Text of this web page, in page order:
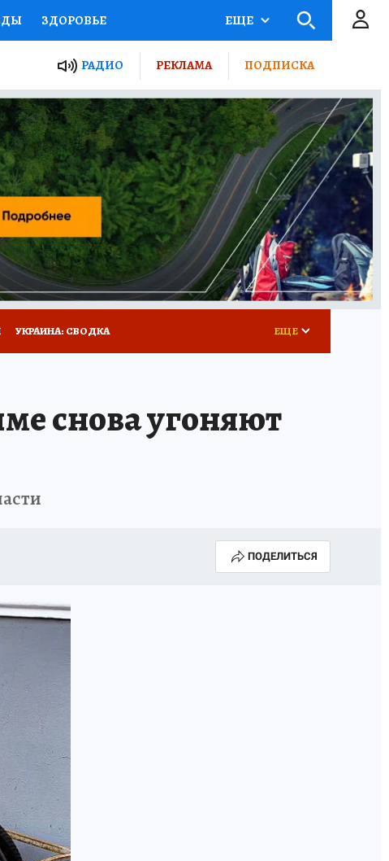
ЗДОРОВЬЕ
РОССИИ
ПУТЕВОДИТЕЛЬ
ЖЕЛЕЗА ТУРИЗМ
У НАС ГИД ПОТРЕБИТЕЛЯ
ЕЩЕ
РАДИО РЕКЛАМА ПОДПИСКА
УКРАИНА: СВОДКА
«УРГАЛУГОЛЬ» - ЧЕСТЬ ПРОФЕССИИ АФИША
ЕЩЕ
снова угоняют
ПОДЕЛИТЬСЯ